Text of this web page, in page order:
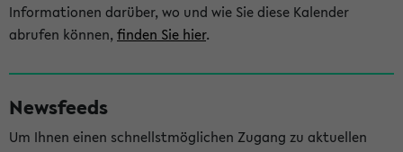
Informationen darüber, wo und wie Sie diese Kalender
abrufen können, finden Sie hier.
Newsfeeds
Um Ihnen einen schnellstmöglichen Zugang zu aktuellen